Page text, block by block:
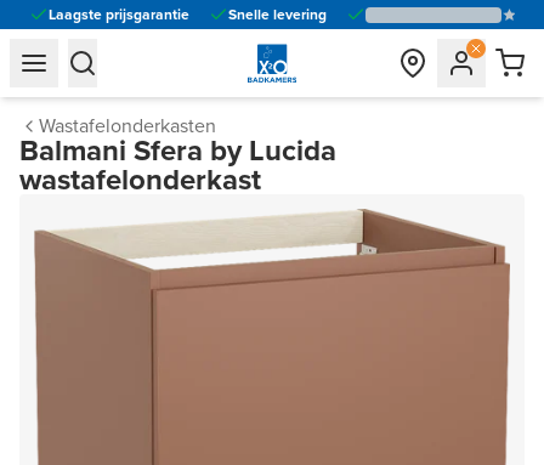
Laagste prijsgarantie Snelle levering
general.navigation.toggle_menu.label
general.navigation.toggle_menu.label
Wastafelonderkasten
Balmani Sfera by Lucida
wastafelonderkast